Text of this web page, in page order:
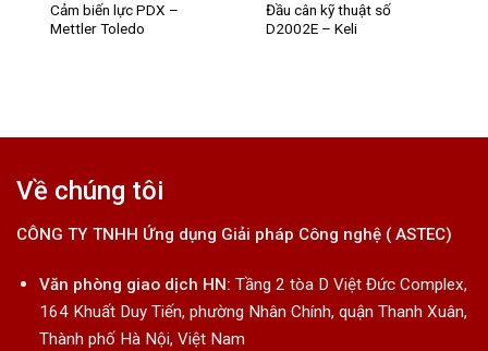
Cảm biến lực PDX –
Mettler Toledo
Đầu cân kỹ thuật số
D2002E – Keli
Về chúng tôi
CÔNG TY TNHH Ứng dụng Giải pháp Công nghệ ( ASTEC)
Văn phòng giao dịch HN: Tầng 2 tòa D Việt Đức Complex,
164 Khuất Duy Tiến, phường Nhân Chính, quận Thanh Xuân,
Thành phố Hà Nội, Việt Nam